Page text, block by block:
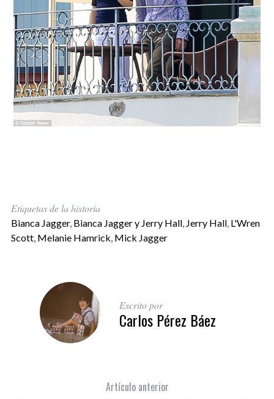
Etiquetas de la historia
Bianca Jagger, Bianca Jagger y Jerry Hall, Jerry Hall, L'Wren
Scott, Melanie Hamrick, Mick Jagger
Escrito por
Carlos Pérez Báez
Artículo anterior